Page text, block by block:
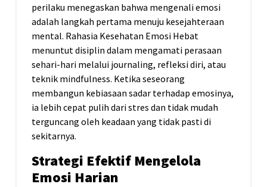
perilaku menegaskan bahwa mengenali emosi
adalah langkah pertama menuju kesejahteraan
mental. Rahasia Kesehatan Emosi Hebat
menuntut disiplin dalam mengamati perasaan
sehari-hari melalui journaling, refleksi diri, atau
teknik mindfulness. Ketika seseorang
membangun kebiasaan sadar terhadap emosinya,
ia lebih cepat pulih dari stres dan tidak mudah
terguncang oleh keadaan yang tidak pasti di
sekitarnya.
Strategi Efektif Mengelola
Emosi Harian